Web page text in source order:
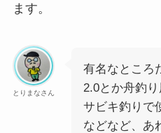
ます。
とりまなさん
有名なところ
2.0とか舟釣
サビキ釣りで
などなど、あ